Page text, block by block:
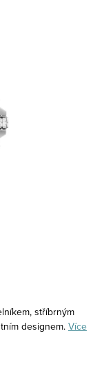
stříbrným
designem. Více